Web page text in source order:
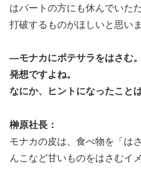
はパートの方にも休んでいた
打破するものがほしいと思いま
―モナカにポテサラをはさむ
発想ですよね。
なにか、ヒントになったこと
榊原社長：
モナカの皮は、食べ物を「は
んこなど甘いものをはさむイ